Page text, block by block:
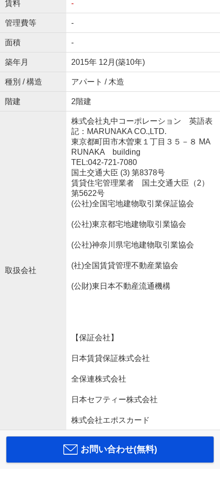
賃料 -
管理費等 -
面積 -
築年月 2015年 12月(築10年)
種別 / 構造 アパート / 木造
階建 2階建
取扱会社
株式会社丸中コーポレーション 英語表
記：MARUNAKA CO.,LTD.
東京都町田市木曽東１丁目３５－８ MA
RUNAKA building
TEL:042-721-7080
国土交通大臣 (3) 第8378号
賃貸住宅管理業者 国土交通大臣（2）
第5622号
(公社)全国宅地建物取引業保証協会
(公社)東京都宅地建物取引業協会
(公社)神奈川県宅地建物取引業協会
(社)全国賃貸管理不動産業協会
(公財)東日本不動産流通機構
【保証会社】
日本賃貸保証株式会社
全保連株式会社
日本セフティー株式会社
株式会社エポスカード
お問い合わせ(無料)